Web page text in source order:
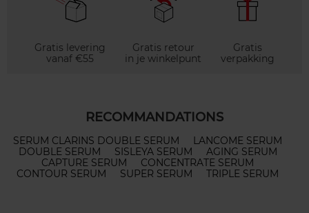
Gratis levering
vanaf €55
Gratis retour
in je winkelpunt
Gratis
verpakking
RECOMMANDATIONS
SERUM CLARINS DOUBLE SERUM
LANCOME SERUM
DOUBLE SERUM
SISLEYA SERUM
AGING SERUM
CAPTURE SERUM
CONCENTRATE SERUM
CONTOUR SERUM
SUPER SERUM TRIPLE SERUM